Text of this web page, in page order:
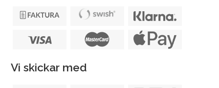
Vi skickar med